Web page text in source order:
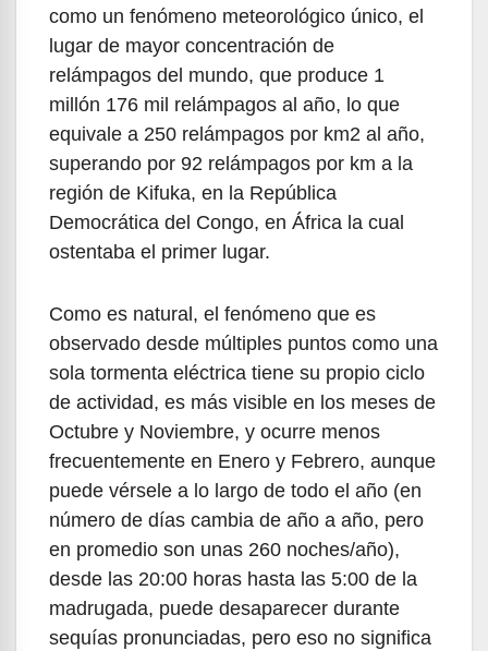
como un fenómeno meteorológico único, el
lugar de mayor concentración de
relámpagos del mundo, que produce 1
millón 176 mil relámpagos al año, lo que
equivale a 250 relámpagos por km2 al año,
superando por 92 relámpagos por km a la
región de Kifuka, en la República
Democrática del Congo, en África la cual
ostentaba el primer lugar.
Como es natural, el fenómeno que es
observado desde múltiples puntos como una
sola tormenta eléctrica tiene su propio ciclo
de actividad, es más visible en los meses de
Octubre y Noviembre, y ocurre menos
frecuentemente en Enero y Febrero, aunque
puede vérsele a lo largo de todo el año (en
número de días cambia de año a año, pero
en promedio son unas 260 noches/año),
desde las 20:00 horas hasta las 5:00 de la
madrugada, puede desaparecer durante
sequías pronunciadas, pero eso no significa